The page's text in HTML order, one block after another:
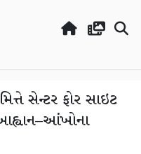
સેન્ટર ફોર સાઇટ